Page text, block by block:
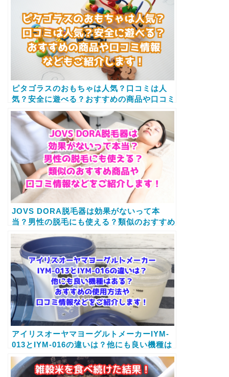
ピタゴラスのおもちゃは人気？口コミは人
気？安全に遊べる？おすすめの商品や口コミ
情報などもご紹介します！
JOVS DORA脱毛器は効果がないって本
当？男性の脱毛にも使える？類似のおすすめ
商品や口コミ情報などをご紹介します！
アイリスオーヤマヨーグルトメーカーIYM-
013とIYM-016の違いは？他にも良い機種は
ある？おすすめの使用方法や口コミ情報など
をご紹介します！